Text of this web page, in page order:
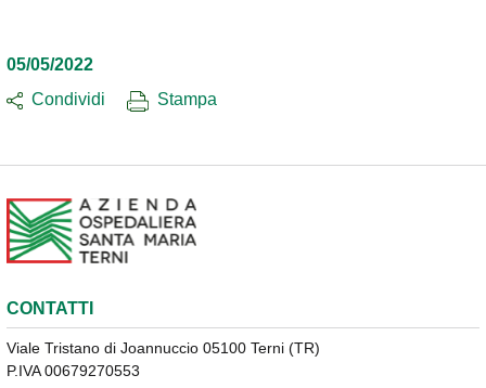
05/05/2022
Condividi
Stampa
CONTATTI
Viale Tristano di Joannuccio 05100 Terni (TR)
P.IVA 00679270553